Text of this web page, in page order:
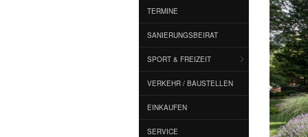
TERMINE
SANIERUNGSBEIRAT
SPORT & FREIZEIT
VERKEHR / BAUSTELLEN
EINKAUFEN
SERVICE